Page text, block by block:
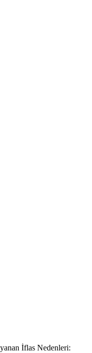
İflas Nedenleri: